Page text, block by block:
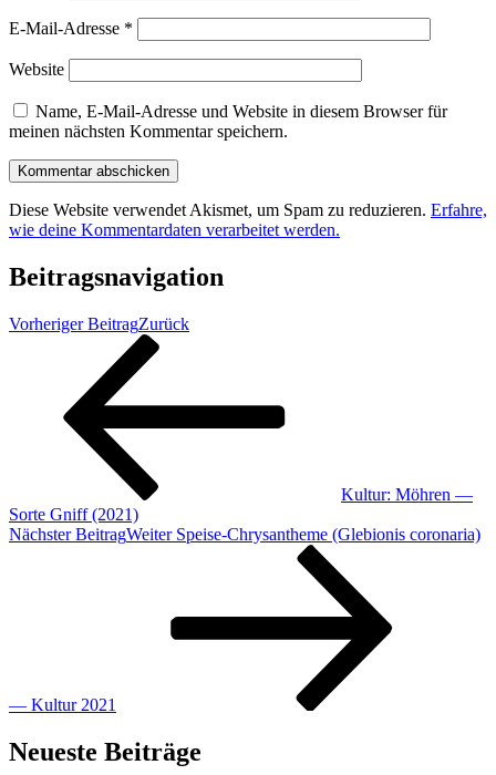
E-Mail-Adresse *
Website
Name, E-Mail-Adresse und Website in diesem Browser für
meinen nächsten Kommentar speichern.
Diese Website verwendet Akismet, um Spam zu reduzieren. Erfahre,
wie deine Kommentardaten verarbeitet werden.
Beitragsnavigation
Vorheriger BeitragZurück
Kultur: Möhren —
Sorte Gniff (2021)
Nächster BeitragWeiter Speise-Chrysantheme (Glebionis coronaria)
— Kultur 2021
Neueste Beiträge